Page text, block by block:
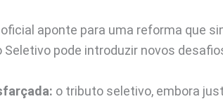
aponte para uma reforma que
pode introduzir novos
o tributo seletivo, embora